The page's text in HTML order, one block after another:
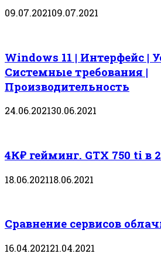
09.07.202109.07.2021
Windows 11 | Интерфейс |
Системные требования |
Производительность
24.06.202130.06.2021
4К₽ гейминг. GTX 750 ti в
18.06.202118.06.2021
Сравнение сервисов
16.04.202121.04.2021